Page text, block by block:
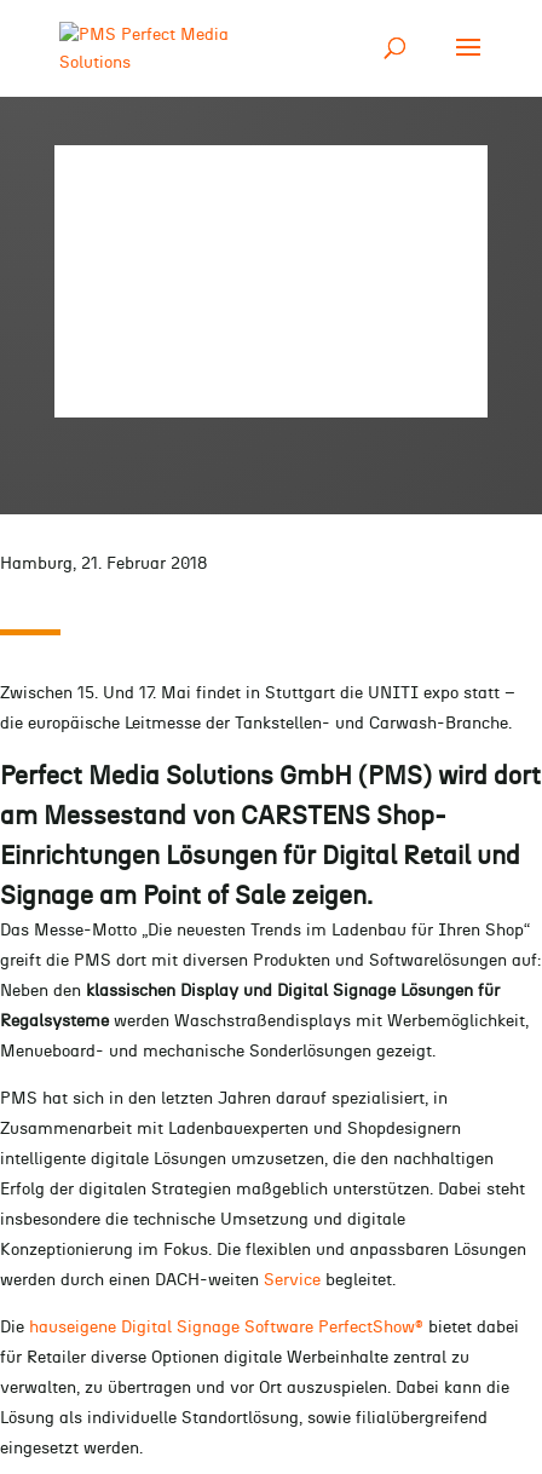
Hamburg, 21. Februar 2018
Zwischen 15. Und 17. Mai findet in Stuttgart die UNITI expo statt –
die europäische Leitmesse der Tankstellen- und Carwash-Branche.
Perfect Media Solutions GmbH (PMS) wird dort
am Messestand von CARSTENS Shop-
Einrichtungen Lösungen für Digital Retail und
Signage am Point of Sale zeigen.
Das Messe-Motto „Die neuesten Trends im Ladenbau für Ihren Shop“
greift die PMS dort mit diversen Produkten und Softwarelösungen auf:
Neben den klassischen Display und Digital Signage Lösungen für
Regalsystemewerden Waschstraßendisplays mit Werbemöglichkeit,
Menueboard- und mechanische Sonderlösungen gezeigt.
PMS hat sich in den letzten Jahren darauf spezialisiert, in
Zusammenarbeit mit Ladenbauexperten und Shopdesignern
intelligente digitale Lösungen umzusetzen, die den nachhaltigen
Erfolg der digitalen Strategien maßgeblich unterstützen. Dabei steht
insbesondere die technische Umsetzung und digitale
Konzeptionierung im Fokus. Die flexiblen und anpassbaren Lösungen
werden durch einen DACH-weiten Service begleitet.
Die hauseigene Digital Signage Software PerfectShow® bietet dabei
für Retailer diverse Optionen digitale Werbeinhalte zentral zu
verwalten, zu übertragen und vor Ort auszuspielen. Dabei kann die
Lösung als individuelle Standortlösung, sowie filialübergreifend
eingesetzt werden.